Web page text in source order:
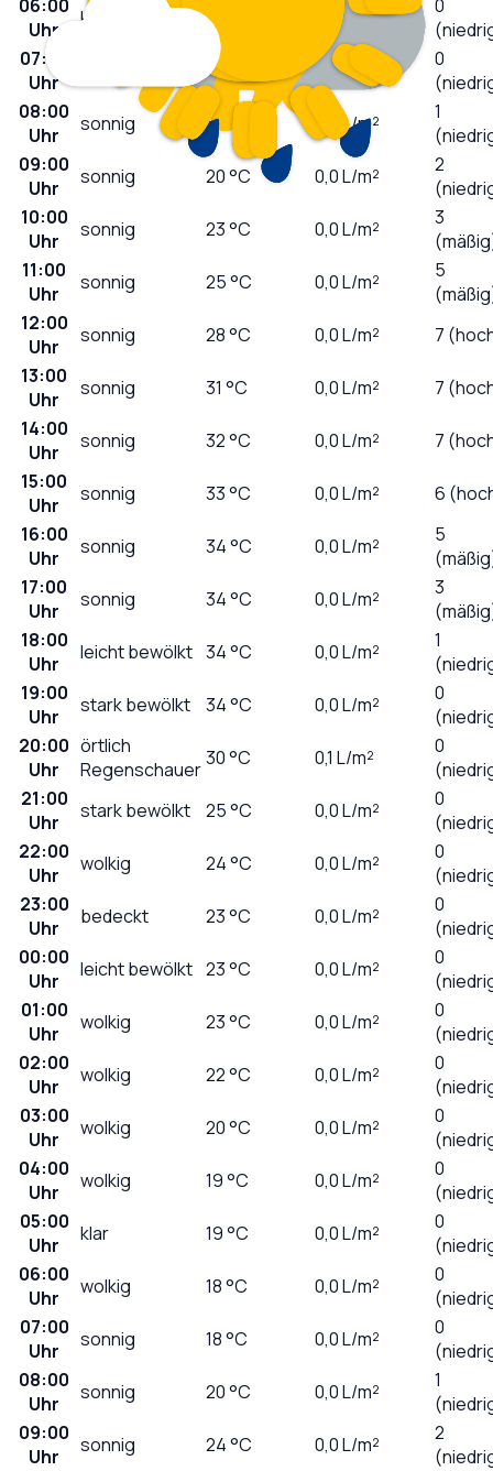
06:00
Uhr
klar 12 L/m²
0
07:00
Uhr
12 0,0L/m²
0
08:00
Uhr
sonnig 15 °C L/m²
1
09:00
Uhr
sonnig 20°C 0,0L/m²
2
10:00
Uhr
sonnig 23°C 0,0L/m²
3
11:00
Uhr
sonnig 25°C 0,0L/m²
5
12:00
Uhr
sonnig 28°C 0,0L/m²
7
13:00
Uhr
sonnig 31 °C 0,0L/m²
7
14:00
Uhr
sonnig 32°C 0,0L/m²
7
15:00
Uhr
sonnig 33°C 0,0L/m²
6
16:00
Uhr
sonnig 34°C 0,0L/m²
5
17:00
Uhr
sonnig 34°C 0,0L/m²
3
18:00
Uhr
leicht bewölkt 34°C 0,0L/m²
1
19:00
Uhr
stark bewölkt 34°C 0,0L/m²
0
20:00
Uhr
örtlich
Regenschauer30°C 0,1 L/m²
0
21:00
Uhr
stark bewölkt 25°C 0,0L/m²
0
22:00
Uhr
wolkig 24°C 0,0L/m²
0
23:00
Uhr
bedeckt 23°C 0,0L/m²
0
00:00
Uhr
leicht bewölkt 23°C 0,0L/m²
0
01:00
Uhr
wolkig 23°C 0,0L/m²
0
02:00
Uhr
wolkig 22°C 0,0L/m²
0
03:00
Uhr
wolkig 20°C 0,0L/m²
0
04:00
Uhr
wolkig 19°C 0,0L/m²
0
05:00
Uhr
klar 19°C 0,0L/m²
0
06:00
Uhr
wolkig 18°C 0,0L/m²
0
07:00
Uhr
sonnig 18°C 0,0L/m²
0
08:00
Uhr
sonnig 20°C 0,0L/m²
1
09:00
Uhr
sonnig 24°C 0,0L/m²
2